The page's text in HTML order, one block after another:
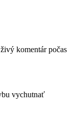
komentár počas
vychutnať